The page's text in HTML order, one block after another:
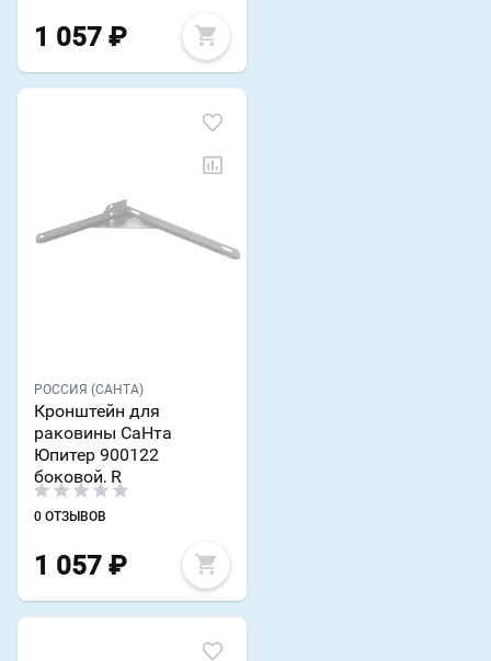
1 057 ₽
РОССИЯ (САНТА)
Кронштейн для
раковины СаНта
Юпитер 900122
боковой, R
0 ОТЗЫВОВ
1 057 ₽